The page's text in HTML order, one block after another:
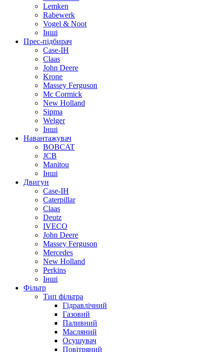
Lemken
Rabewerk
Vogel & Noot
Інші
Прес-підбирач
Case-IH
Claas
John Deere
Krone
Massey Ferguson
Mc Cormick
New Holland
Sipma
Welger
Інші
Навантажувач
BOBCAT
JCB
Manitou
Інші
Двигун
Case-IH
Caterpillar
Claas
Deutz
IVECO
John Deere
Massey Ferguson
Mercedes
New Holland
Perkins
Інші
Фільтр
Тип фільтра
Гідравлічний
Газовий
Паливний
Масляний
Осушувач
Повітряний